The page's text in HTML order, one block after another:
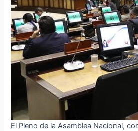
El Pleno de la Asamblea Nacional,